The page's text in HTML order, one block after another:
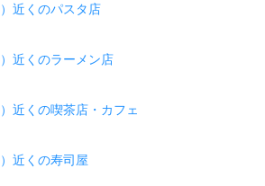
近くのパスタ店
近くのラーメン店
近くの喫茶店・カフェ
近くの寿司屋